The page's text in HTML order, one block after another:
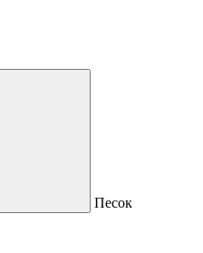
Песок